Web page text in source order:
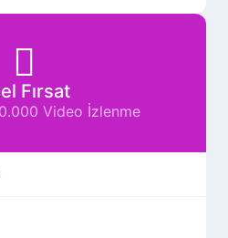
Fırsat
Video İzlenme